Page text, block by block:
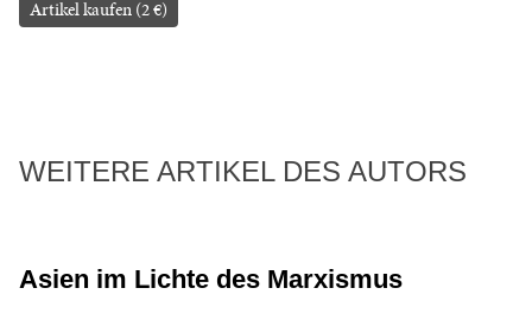
Artikel kaufen (2 €)
WEITERE ARTIKEL DES AUTORS
Asien im Lichte des Marxismus